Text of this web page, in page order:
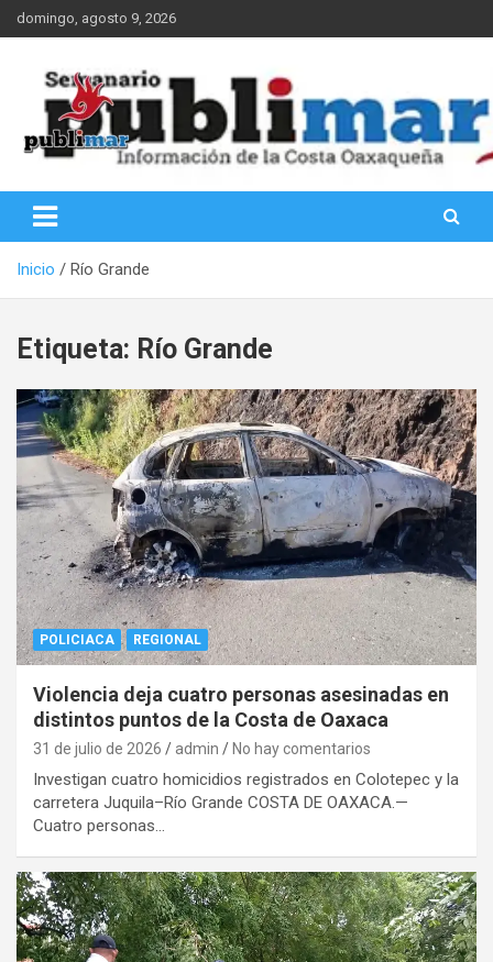
Saltar
al
domingo, agosto 9, 2026
PubliMar
Inicio Río Grande
Etiqueta: Río Grande
POLICIACA REGIONAL
Violencia deja cuatro personas asesinadas en
distintos puntos de la Costa de Oaxaca
31 de julio de 2026 admin No hay comentarios
Investigan cuatro homicidios registrados en Colotepec y la
carretera Juquila–Río Grande COSTA DE OAXACA.—
Cuatro personas…